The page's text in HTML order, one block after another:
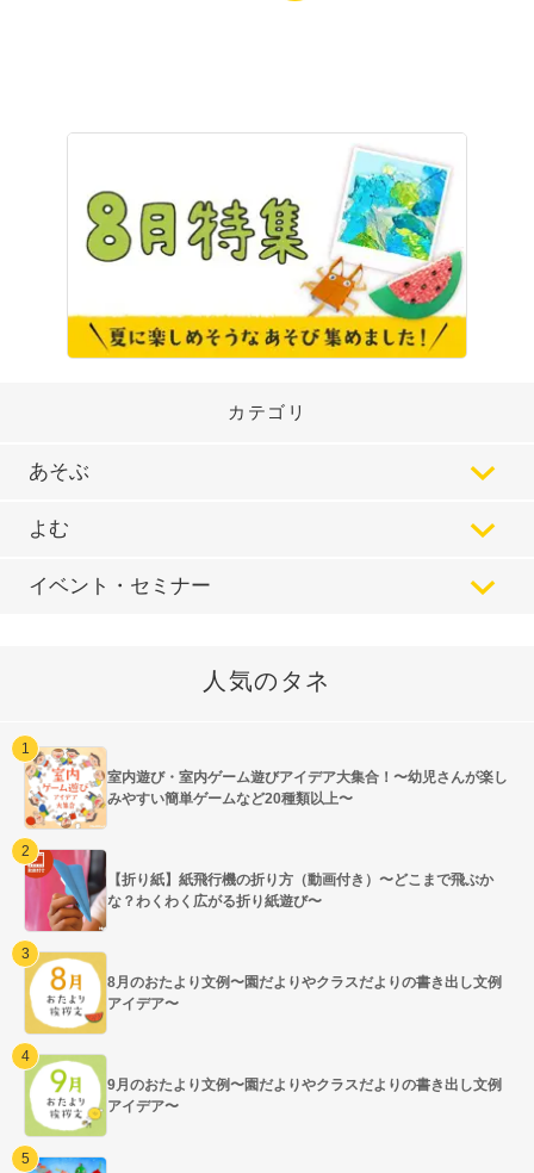
カテゴリ
あそぶ
よむ
イベント・セミナー
人気のタネ
室内遊び・室内ゲーム遊びアイデア大集合！〜幼児さんが楽し
みやすい簡単ゲームなど20種類以上〜
【折り紙】紙飛行機の折り方（動画付き）〜どこまで飛ぶか
な？わくわく広がる折り紙遊び〜
8月のおたより文例〜園だよりやクラスだよりの書き出し文例
アイデア〜
9月のおたより文例〜園だよりやクラスだよりの書き出し文例
アイデア〜